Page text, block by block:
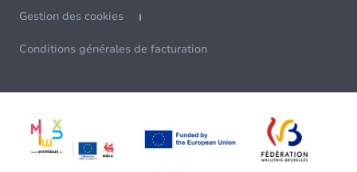
Gestion des cookies
Conditions générales de facturation